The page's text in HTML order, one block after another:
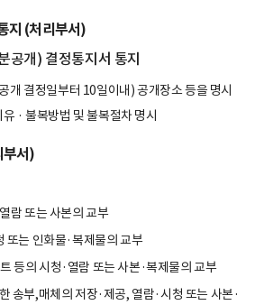
지 (처리부서)
공개) 결정통지서 통지
개 결정일부터 10일이내) 공개장소 등을 명시
· 불복방법 및 불복절차 명시
부서)
람 또는 사본의 교부
또는 인화물·복제물의 교부
등의 시청·열람 또는 사본·복제물의 교부
송부,매체의 저장·제공, 열람·시청 또는 사본·